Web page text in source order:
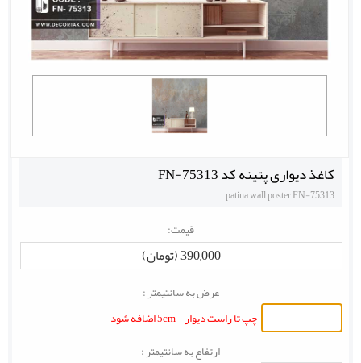
کاغذ دیواری پتینه کد FN-75313
patina wall poster FN-75313
قیمت:
390,000 (تومان)
عرض به سانتیمتر :
چپ تا راست دیوار - 5cm اضافه شود
ارتفاع به سانتیمتر :